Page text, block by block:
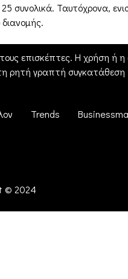
Ταυτόχρονα,
επισκέπτες. Η χρήση ή η
ρητή γραπτή συγκατάθεση
Trends
© 2024